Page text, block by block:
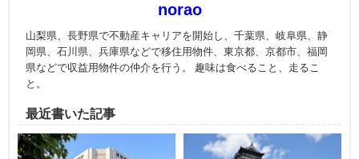
norao
山梨県、長野県で不動産キャリアを開始し、千葉県、岐阜県、静
岡県、石川県、兵庫県などで移住用物件、東京都、京都市、福岡
県などで収益用物件の仲介を行う。 趣味は食べること、走るこ
と。
最近書いた記事